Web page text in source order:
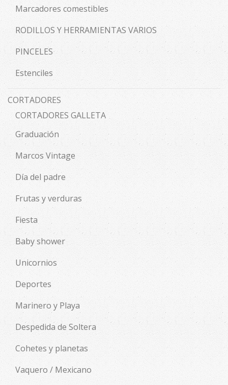
Marcadores comestibles
RODILLOS Y HERRAMIENTAS VARIOS
PINCELES
Estenciles
CORTADORES
CORTADORES GALLETA
Graduación
Marcos Vintage
Día del padre
Frutas y verduras
Fiesta
Baby shower
Unicornios
Deportes
Marinero y Playa
Despedida de Soltera
Cohetes y planetas
Vaquero / Mexicano